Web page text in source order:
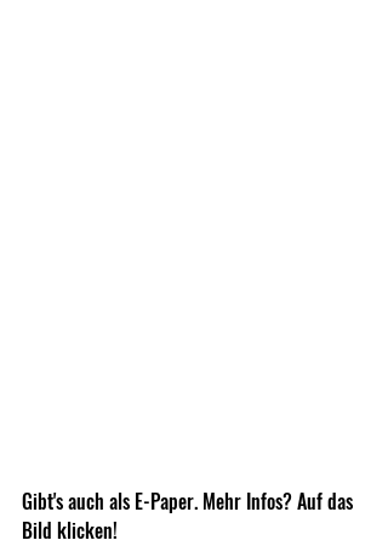
Gibt's auch als E-Paper. Mehr Infos? Auf das
Bild klicken!